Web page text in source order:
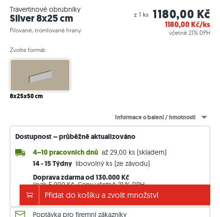
Travertinové obrubníky
Silver 8x25 cm
Pilované, tromlované hrany
z 1 ks 1180,00 Kč
1180,00 Kč/ks
včetně 21% DPH
Zvolte formát:
8x25x50 cm
Informace o balení / hmotnosti
Dostupnost – průběžně aktualizováno
4–10 pracovních dnů až 29,00 ks (skladem)
14 - 15 Týdny libovolný ks (ze závodu)
Doprava zdarma od 130.000 Kč
jinak 5.000 Kč. Ceny včetně 21 % DPH.
Zobrazit podrobnosti o dodání
Poptávka pro firemní zákazníky
Přidat do košíku a zvolit množství